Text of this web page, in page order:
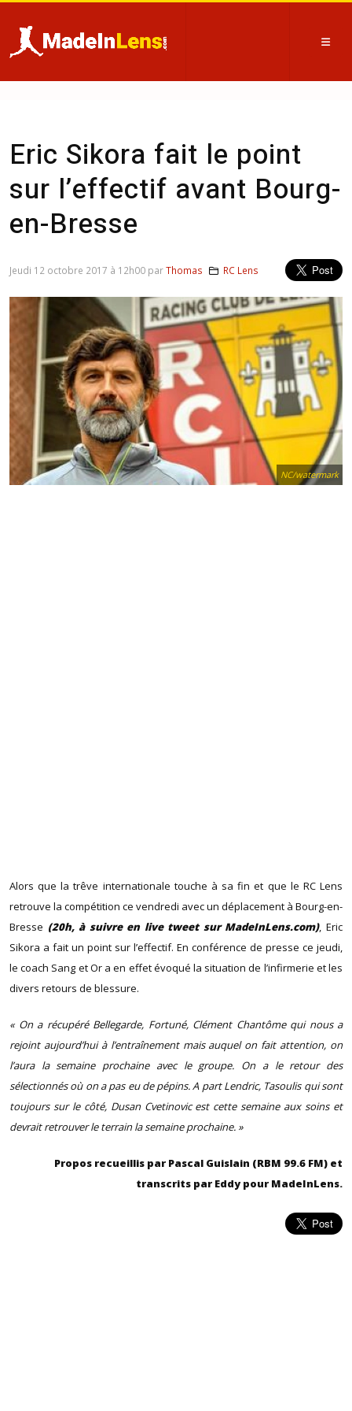
Eric Sikora fait le point
sur l’effectif avant Bourg-
en-Bresse
NC/watermark
Alors que la trêve internationale touche à sa fin et que le RC Lens
retrouve la compétition ce vendredi avec un déplacement à Bourg-en-
Bresse (20h, à suivre en live tweet sur MadeInLens.com), Eric
Sikora a fait un point sur l’effectif. En conférence de presse ce jeudi,
le coach Sang et Or a en effet évoqué la situation de l’infirmerie et les
divers retours de blessure.
« On a récupéré Bellegarde, Fortuné, Clément Chantôme qui nous a
rejoint aujourd’hui à l’entraînement mais auquel on fait attention, on
l’aura la semaine prochaine avec le groupe. On a le retour des
sélectionnés où on a pas eu de pépins. A part Lendric, Tasoulis qui sont
toujours sur le côté, Dusan Cvetinovic est cette semaine aux soins et
devrait retrouver le terrain la semaine prochaine. »
Propos recueillis par Pascal Guislain (RBM 99.6 FM) et
transcrits par Eddy pour MadeInLens.
Jeudi 12 octobre 2017 à 12h00 parThomas RC Lens